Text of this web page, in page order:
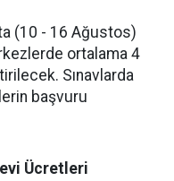
(10 - 16 Ağustos)
ortalama 4
Sınavlarda
başvuru
Ücretleri